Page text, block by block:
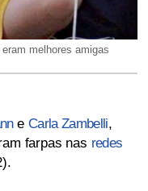
melhores amigas
eCarla Zambelli,
farpas nas redes